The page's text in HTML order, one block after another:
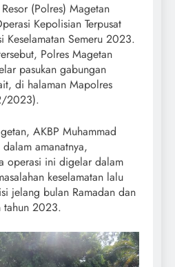
(Polres) Magetan
Kepolisian Terpusat
Keselamatan Semeru 2023.
Polres Magetan
pasukan gabungan
di halaman Mapolres
2023).
AKBP Muhammad
amanatnya,
operasi ini digelar dalam
keselamatan lalu
jelang bulan Ramadan dan
tahun 2023.